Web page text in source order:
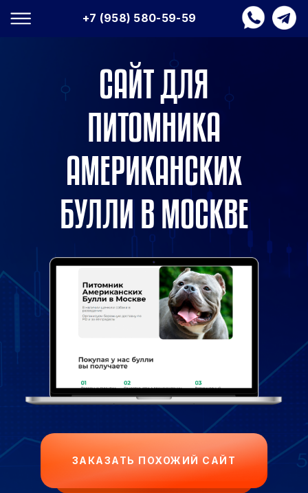
+7 (958) 580-59-59
САЙТ ДЛЯ
ПИТОМНИКА
АМЕРИКАНСКИХ
БУЛЛИ В МОСКВЕ
ЗАКАЗАТЬ ПОХОЖИЙ САЙТ